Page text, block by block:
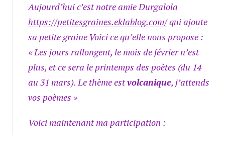
Aujourd’hui c’est notre amie Durgalola
https://petitesgraines.eklablog.com/qui ajoute
sa petite graine Voici ce qu’elle nous propose :
« Les jours rallongent, le mois de février n’est
plus, et ce sera le printemps des poètes (du 14
au 31 mars). Le thème estvolcanique, j’attends
vos poèmes »
Voici maintenant ma participation :